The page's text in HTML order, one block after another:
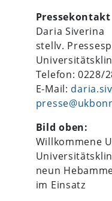
Pressekontakt
Daria Siverina
stellv.
Telefon: 0228/
E-Mail:
Bild oben:
Willkommene
neun
im Einsatz